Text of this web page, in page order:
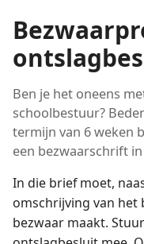
Ben je het oneens
schoolbestuur?
termijn van 6 weken
een bezwaarschrift
In die brief moet,
omschrijving van het
bezwaar maakt.